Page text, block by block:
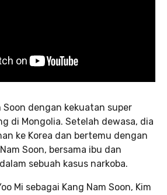
Soon dengan kekuatan super
di Mongolia. Setelah dewasa, dia
ke Korea dan bertemu dengan
Soon, bersama ibu dan
sebuah kasus narkoba.
Mi sebagai Kang Nam Soon, Kim